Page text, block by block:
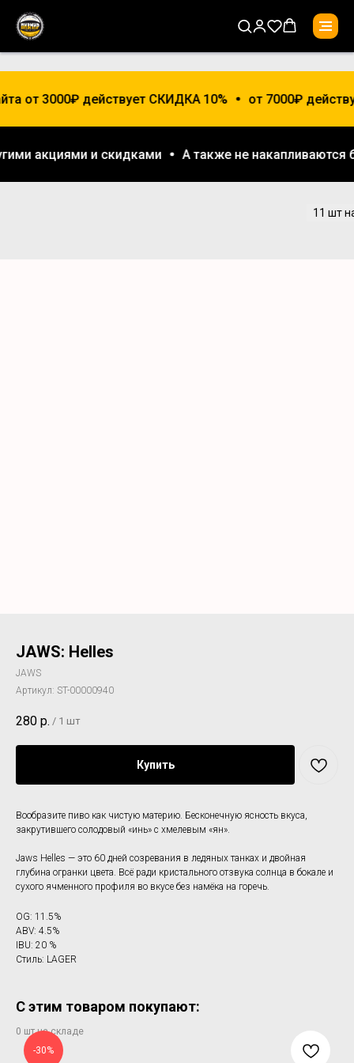
от 3000₽ действует СКИДКА 10% от 7000₽
акциями и скидками А также не
JAWS: Helles
JAWS
Артикул: ST-00000940
280 р. / 1 шт
Купить
Вообразите пиво как чистую материю. Бесконечную ясность вкуса,
закрутившего солодовый «инь» с хмелевым «ян».
Jaws Helles — это 60 дней созревания в ледяных танках и двойная
глубина огранки цвета. Всё ради кристального отзвука солнца в бокале и
сухого ячменного профиля во вкусе без намёка на горечь.
OG: 11.5%
ABV: 4.5%
IBU: 20 %
Стиль: LAGER
С этим товаром покупают:
-30%